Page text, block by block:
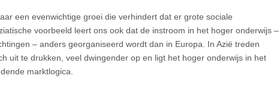
een evenwichtige groei die verhindert dat er grote sociale
voorbeeld leert ons ook dat de instroom in het hoger onderwijs –
– anders georganiseerd wordt dan in Europa. In Azië treden
uit te drukken, veel dwingender op en ligt het hoger onderwijs in het
marktlogica.